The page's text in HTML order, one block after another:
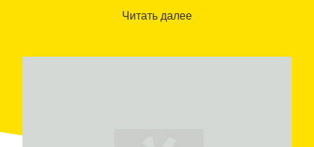
встали на другие профессиональные тропы,
виноделия, выступил соединяющим звеном между
Читать далее